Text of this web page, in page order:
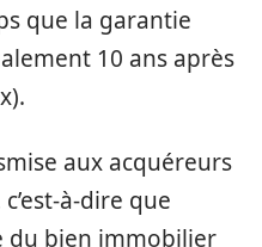
que la garantie
10 ans après
aux acquéreurs
à-dire que
du bien immobilier